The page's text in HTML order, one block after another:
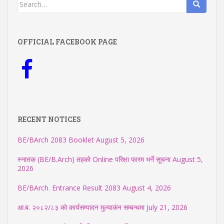
OFFICIAL FACEBOOK PAGE
RECENT NOTICES
BE/BArch 2083 Booklet August 5, 2026
स्नातक (BE/B.Arch) तहको Online परिक्षा फारम भर्ने सूचना August 5,
2026
BE/BArch. Entrance Result 2083 August 4, 2026
आ.ब. २०८२/८३ को कार्यसम्पादन मुल्याकंन सम्बन्धमा July 21, 2026